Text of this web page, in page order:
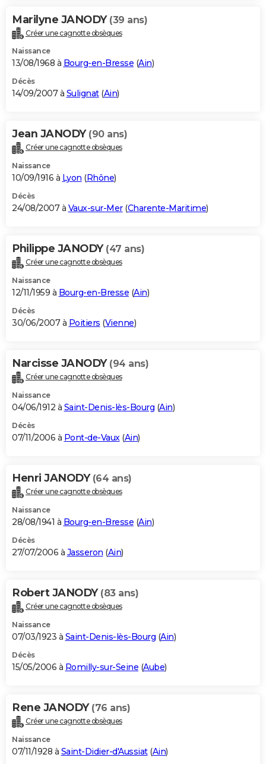
Marilyne JANODY (39 ans)
Créer une cagnotte obsèques
Naissance
13/08/1968 à Bourg-en-Bresse (Ain)
Décès
14/09/2007 à Sulignat(Ain)
Jean JANODY (90 ans)
Créer une cagnotte obsèques
Naissance
10/09/1916 à Lyon (Rhône)
Décès
24/08/2007 à Vaux-sur-Mer(Charente-Maritime)
Philippe JANODY (47 ans)
Créer une cagnotte obsèques
Naissance
12/11/1959 à Bourg-en-Bresse (Ain)
Décès
30/06/2007 à Poitiers (Vienne)
Narcisse JANODY (94 ans)
Créer une cagnotte obsèques
Naissance
04/06/1912 à Saint-Denis-lès-Bourg (Ain)
Décès
07/11/2006 à Pont-de-Vaux(Ain)
Henri JANODY (64 ans)
Créer une cagnotte obsèques
Naissance
28/08/1941 à Bourg-en-Bresse (Ain)
Décès
27/07/2006 à Jasseron (Ain)
Robert JANODY (83 ans)
Créer une cagnotte obsèques
Naissance
07/03/1923 à Saint-Denis-lès-Bourg (Ain)
Décès
15/05/2006 à Romilly-sur-Seine (Aube)
Rene JANODY (76 ans)
Créer une cagnotte obsèques
Naissance
07/11/1928 à Saint-Didier-d'Aussiat(Ain)